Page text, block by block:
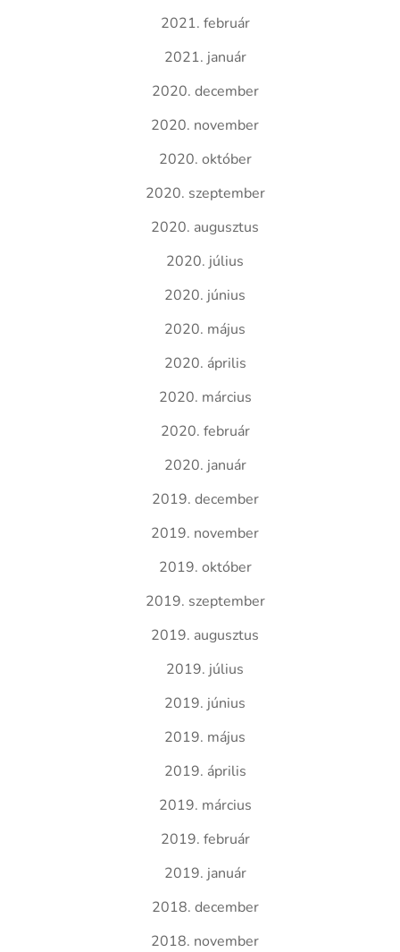
2021. február
2021. január
2020. december
2020. november
2020. október
2020. szeptember
2020. augusztus
2020. július
2020. június
2020. május
2020. április
2020. március
2020. február
2020. január
2019. december
2019. november
2019. október
2019. szeptember
2019. augusztus
2019. július
2019. június
2019. május
2019. április
2019. március
2019. február
2019. január
2018. december
2018. november